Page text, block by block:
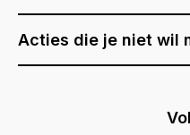
Acties die je niet wil